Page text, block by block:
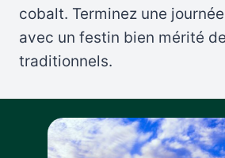
cobalt. Terminez une
avec un festin bien mérité
traditionnels.